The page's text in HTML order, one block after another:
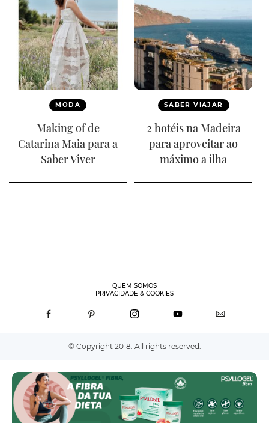
MODA
Making of de
Catarina Maia para a
Saber Viver
SABER VIAJAR
2 hotéis na Madeira
para aproveitar ao
máximo a ilha
QUEM SOMOS
PRIVACIDADE & COOKIES
© Copyright 2018. All rights reserved.